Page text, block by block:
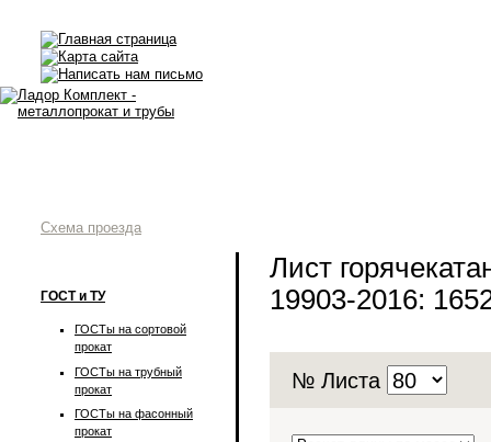
Схема проезда
ГОСТ и ТУ
ГОСТы на сортовой
прокат
ГОСТы на трубный
прокат
ГОСТы на фасонный
прокат
Лист
19903-2016:
№ Листа